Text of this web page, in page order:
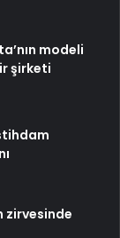
modeli
şirketi
zirvesinde